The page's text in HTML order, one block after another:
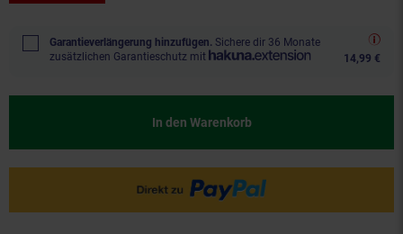
Garantieverlängerung hinzufügen. Sichere dir 36 Monate
zusätzlichen Garantieschutz mit
14,99 €
In den Warenkorb